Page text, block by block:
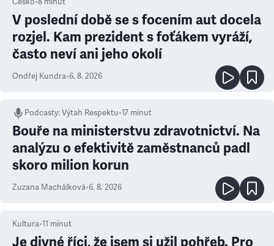
V poslední době se s focením aut docela
rozjel. Kam prezident s foťákem vyráží,
často neví ani jeho okolí
Ondřej Kundra•6. 8. 2026
Podcasty:Výtah Respektu•17 minut
Bouře na ministerstvu zdravotnictví. Na
analýzu o efektivitě zaměstnanců padl
skoro milion korun
Zuzana Machálková•6. 8. 2026
Kultura•11 minut
Je divné říci, že jsem si užil pohřeb. Pro